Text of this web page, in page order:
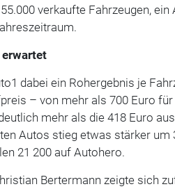
verkaufte Fahrzeugen, ein
erwartet
dabei ein Rohergebnis je
– von mehr als 700 Euro für
mehr als die 418 Euro
Autos stieg etwas stärker um
21 200 auf Autohero.
Bertermann zeigte sich